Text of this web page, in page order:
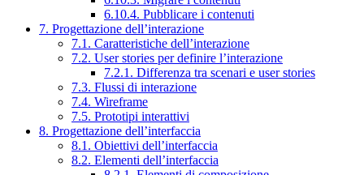
6.10.4. Pubblicare i contenuti
7. Progettazione dell’interazione
7.1. Caratteristiche dell’interazione
7.2. User stories per definire l’interazione
7.2.1. Differenza tra scenari e user stories
7.3. Flussi di interazione
7.4. Wireframe
7.5. Prototipi interattivi
8. Progettazione dell’interfaccia
8.1. Obiettivi dell’interfaccia
8.2. Elementi dell’interfaccia